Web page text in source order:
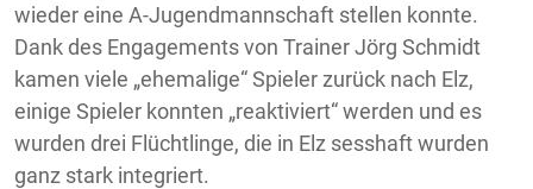
wieder eine A-Jugendmannschaft stellen konnte.
Dank des Engagements von Trainer Jörg Schmidt
kamen viele „ehemalige“ Spieler zurück nach Elz,
einige Spieler konnten „reaktiviert“ werden und es
wurden drei Flüchtlinge, die in Elz sesshaft wurden
ganz stark integriert.